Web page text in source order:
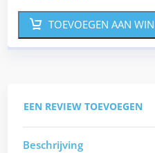
TOEVOEGEN AAN
EEN REVIEW TOEVOEGEN
Beschrijving